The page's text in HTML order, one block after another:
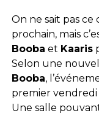
On ne sait pas ce
prochain, mais
Booba et Kaaris
Selon une
Booba,
premier vendredi
Une salle